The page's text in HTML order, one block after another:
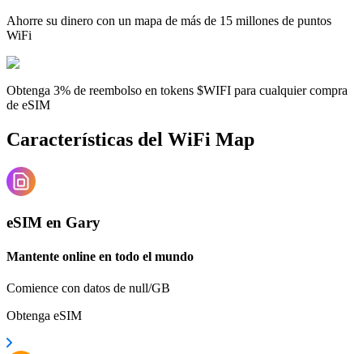
Ahorre su dinero con un mapa de más de 15 millones de puntos
WiFi
Obtenga 3% de reembolso en tokens $WIFI para cualquier compra
de eSIM
Características del WiFi Map
eSIM en Gary
Mantente online en todo el mundo
Comience con datos de null/GB
Obtenga eSIM